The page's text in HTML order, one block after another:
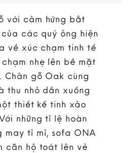
với cảm hứng bắt
các quý ông hiện
về xúc chạm tinh tế
nhẹ lên bề mặt
gỗ Oak cùng
thu nhỏ dần xuống
thiết kế tinh xảo
những tỉ lệ hoàn
may tỉ mỉ, sofa ONA
căn hộ toát lên vẻ